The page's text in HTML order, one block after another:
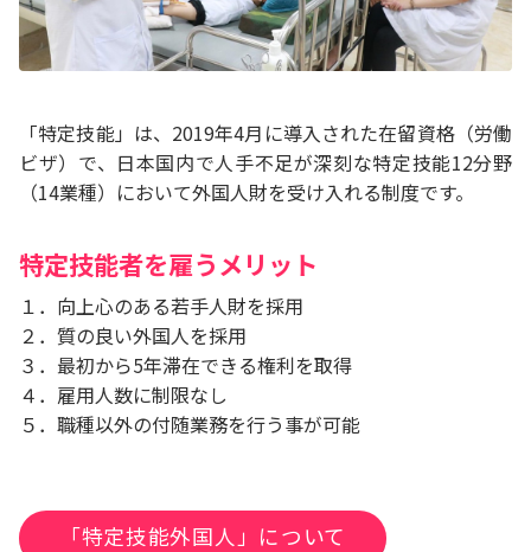
「特定技能」は、2019年4月に導入された在留資格（労働
ビザ）で、日本国内で人手不足が深刻な特定技能12分野
（14業種）において外国人財を受け入れる制度です。
特定技能者を雇うメリット
１．向上心のある若手人財を採用
２．質の良い外国人を採用
３．最初から5年滞在できる権利を取得
４．雇用人数に制限なし
５．職種以外の付随業務を行う事が可能
「特定技能外国人」について